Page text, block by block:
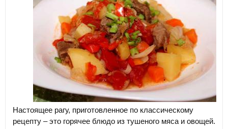
Настоящее рагу, приготовленное по классическому
рецепту – это горячее блюдо из тушеного мяса и овощей.